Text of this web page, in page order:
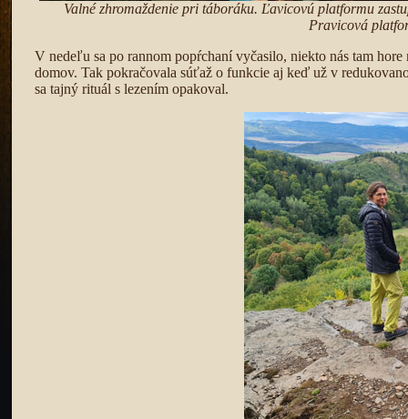
Valné zhromaždenie pri táboráku. Ľavicovú platformu
Pravicová
V nedeľu sa po rannom popŕchaní vyčasilo, niekto nás tam
domov. Tak pokračovala súťaž o funkcie aj keď už v
sa tajný rituál s lezením opakoval.